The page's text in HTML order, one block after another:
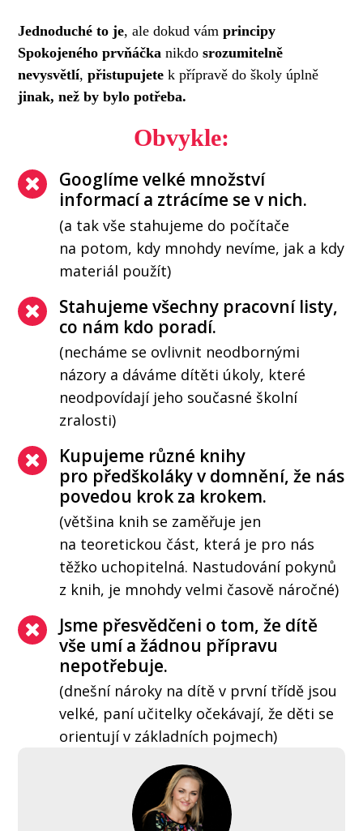
Jednoduché to je, ale dokud vámprincipy
Spokojeného prvňáčkanikdosrozumitelně
nevysvětlí,přistupujete k přípravě do školy úplně
jinak, než by bylo potřeba.
Obvykle:
Googlíme velké množství
informací a ztrácíme se v nich.
(a tak vše stahujeme do počítače
na potom, kdy mnohdy nevíme, jak a kdy
materiál použít)
Stahujeme všechny pracovní listy,
co nám kdo poradí.
(necháme se ovlivnit neodbornými
názory a dáváme dítěti úkoly, které
neodpovídají jeho současné školní
zralosti)
Kupujeme různé knihy
pro předškoláky v domnění, že nás
povedou krok za krokem.
(většina knih se zaměřuje jen
na teoretickou část, která je pro nás
těžko uchopitelná. Nastudování pokynů
z knih, je mnohdy velmi časově náročné)
Jsme přesvědčeni o tom, že dítě
vše umí a žádnou přípravu
nepotřebuje.
(dnešní nároky na dítě v první třídě jsou
velké, paní učitelky očekávají, že děti se
orientují v základních pojmech)